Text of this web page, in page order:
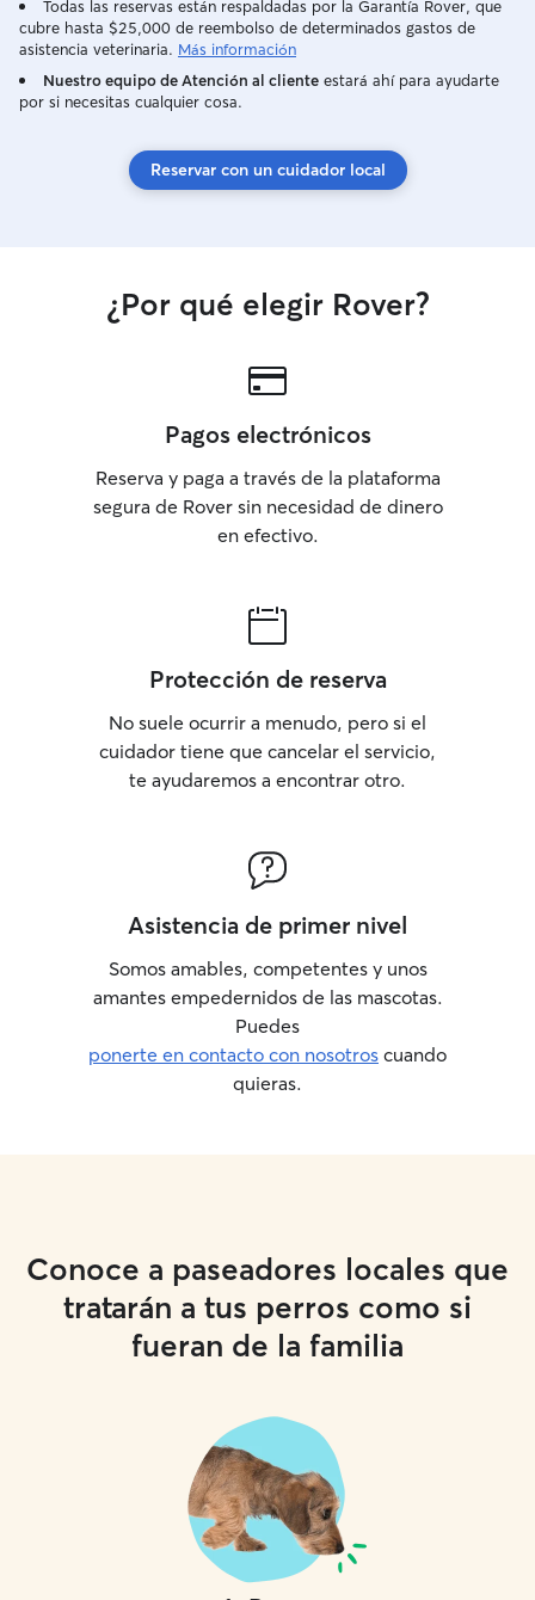
Todas las reservas están respaldadas por la Garantía Rover, que
cubre hasta $25,000 de reembolso de determinados gastos de
asistencia veterinaria. Más información
Nuestro equipo de Atención al cliente estará ahí para ayudarte
por si necesitas cualquier cosa.
Reservar con un cuidador local
¿Por qué elegir Rover?
Pagos electrónicos
Reserva y paga a través de la plataforma
segura de Rover sin necesidad de dinero
en efectivo.
Protección de reserva
No suele ocurrir a menudo, pero si el
cuidador tiene que cancelar el servicio,
te ayudaremos a encontrar otro.
Asistencia de primer nivel
Somos amables, competentes y unos
amantes empedernidos de las mascotas.
Puedes
ponerte en contacto con nosotros cuando
quieras.
Conoce a paseadores locales que
tratarán a tus perros como si
fueran de la familia